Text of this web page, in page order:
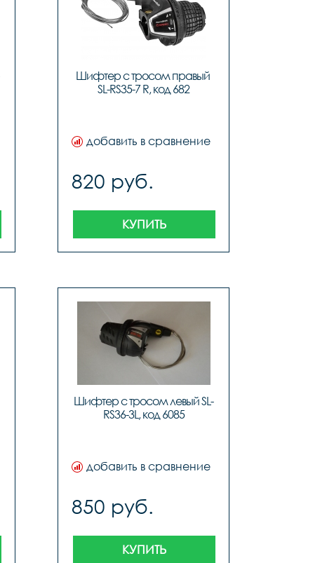
Шифтер с тросом правый
SL-RS35-7 R, код 682
добавить в сравнение
820 руб.
КУПИТЬ
Шифтер с тросом левый SL-
RS36-3L, код 6085
добавить в сравнение
850 руб.
КУПИТЬ